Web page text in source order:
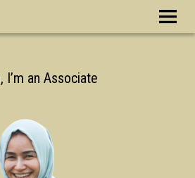
an Associate P